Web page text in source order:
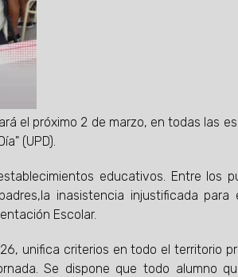
el próximo 2 de marzo, en todas las
(UPD).
educativos. Entre los
inasistencia injustificada
Escolar.
unifica criterios en todo el territorio
Se dispone que todo alumno